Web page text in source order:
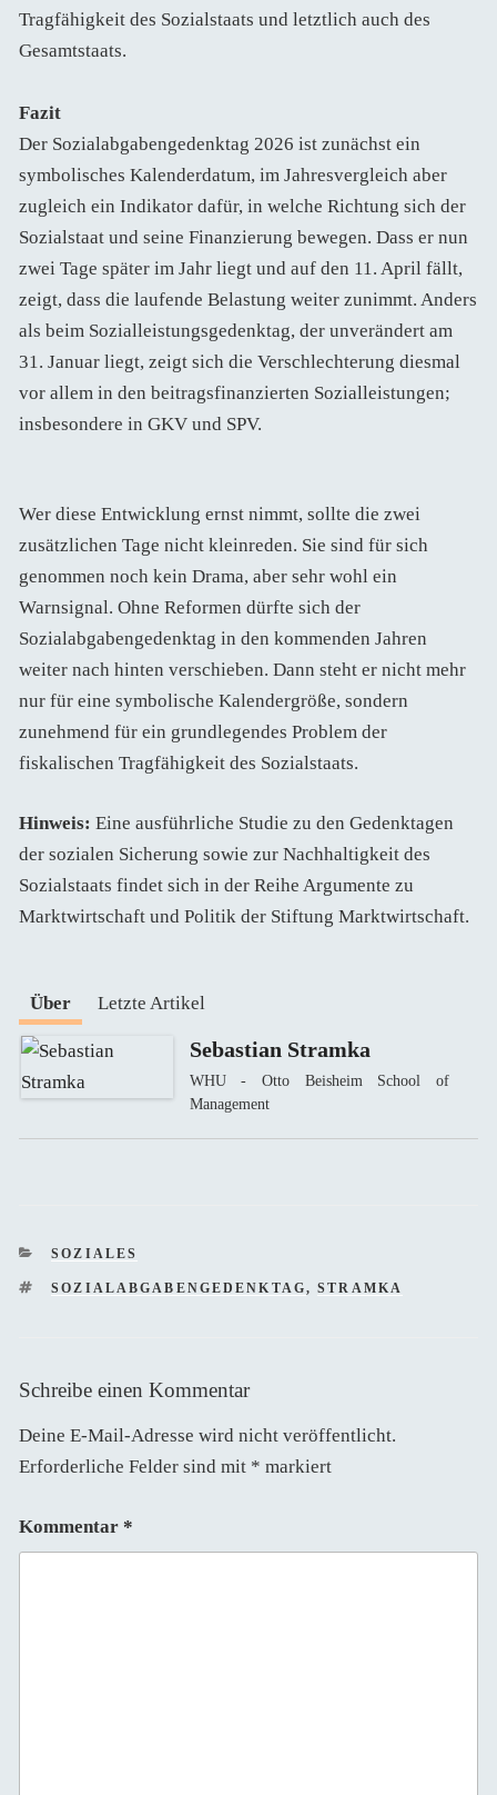
Tragfähigkeit des Sozialstaats und letztlich auch des
Gesamtstaats.
Fazit
Der Sozialabgabengedenktag 2026 ist zunächst ein
symbolisches Kalenderdatum, im Jahresvergleich aber
zugleich ein Indikator dafür, in welche Richtung sich der
Sozialstaat und seine Finanzierung bewegen. Dass er nun
zwei Tage später im Jahr liegt und auf den 11. April fällt,
zeigt, dass die laufende Belastung weiter zunimmt. Anders
als beim Sozialleistungsgedenktag, der unverändert am
31. Januar liegt, zeigt sich die Verschlechterung diesmal
vor allem in den beitragsfinanzierten Sozialleistungen;
insbesondere in GKV und SPV.
Wer diese Entwicklung ernst nimmt, sollte die zwei
zusätzlichen Tage nicht kleinreden. Sie sind für sich
genommen noch kein Drama, aber sehr wohl ein
Warnsignal. Ohne Reformen dürfte sich der
Sozialabgabengedenktag in den kommenden Jahren
weiter nach hinten verschieben. Dann steht er nicht mehr
nur für eine symbolische Kalendergröße, sondern
zunehmend für ein grundlegendes Problem der
fiskalischen Tragfähigkeit des Sozialstaats.
Hinweis: Eine ausführliche Studie zu den Gedenktagen
der sozialen Sicherung sowie zur Nachhaltigkeit des
Sozialstaats findet sich in der Reihe Argumente zu
Marktwirtschaft und Politik der Stiftung Marktwirtschaft.
Über Letzte Artikel
Sebastian Stramka
WHU - Otto Beisheim School of
Management
KATEGORIEN
SOZIALES
SCHLAGWÖRTER
SOZIALABGABENGEDENKTAG,STRAMKA
Schreibe einen Kommentar
Deine E-Mail-Adresse wird nicht veröffentlicht.
Erforderliche Felder sind mit * markiert
Kommentar *